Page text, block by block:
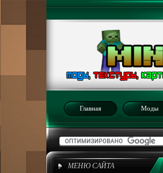
Главная Моды
МЕНЮ САЙТА